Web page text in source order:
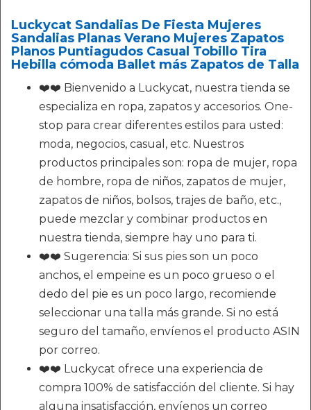
Luckycat Sandalias De Fiesta Mujeres
Sandalias Planas Verano Mujeres Zapatos
Planos Puntiagudos Casual Tobillo Tira
Hebilla cómoda Ballet más Zapatos de Talla
❤️❤️ Bienvenido a Luckycat, nuestra tienda se
especializa en ropa, zapatos y accesorios. One-
stop para crear diferentes estilos para usted:
moda, negocios, casual, etc. Nuestros
productos principales son: ropa de mujer, ropa
de hombre, ropa de niños, zapatos de mujer,
zapatos de niños, bolsos, trajes de baño, etc.,
puede mezclar y combinar productos en
nuestra tienda, siempre hay uno para ti.
❤️❤️ Sugerencia: Si sus pies son un poco
anchos, el empeine es un poco grueso o el
dedo del pie es un poco largo, recomiende
seleccionar una talla más grande. Si no está
seguro del tamaño, envíenos el producto ASIN
por correo.
❤️❤️ Luckycat ofrece una experiencia de
compra 100% de satisfacción del cliente. Si hay
alguna insatisfacción, envíenos un correo